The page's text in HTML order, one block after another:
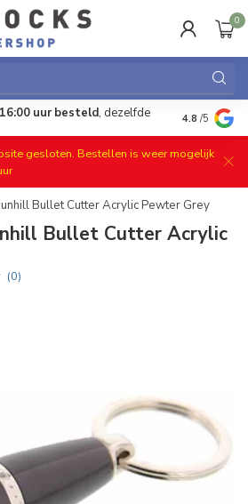
0
uur besteld, dezelfde Gratis
4.8 /5
gesloten. Bestellen is weer mogelijk
Bullet Cutter Acrylic Pewter Grey
Bullet Cutter Acrylic
(0)